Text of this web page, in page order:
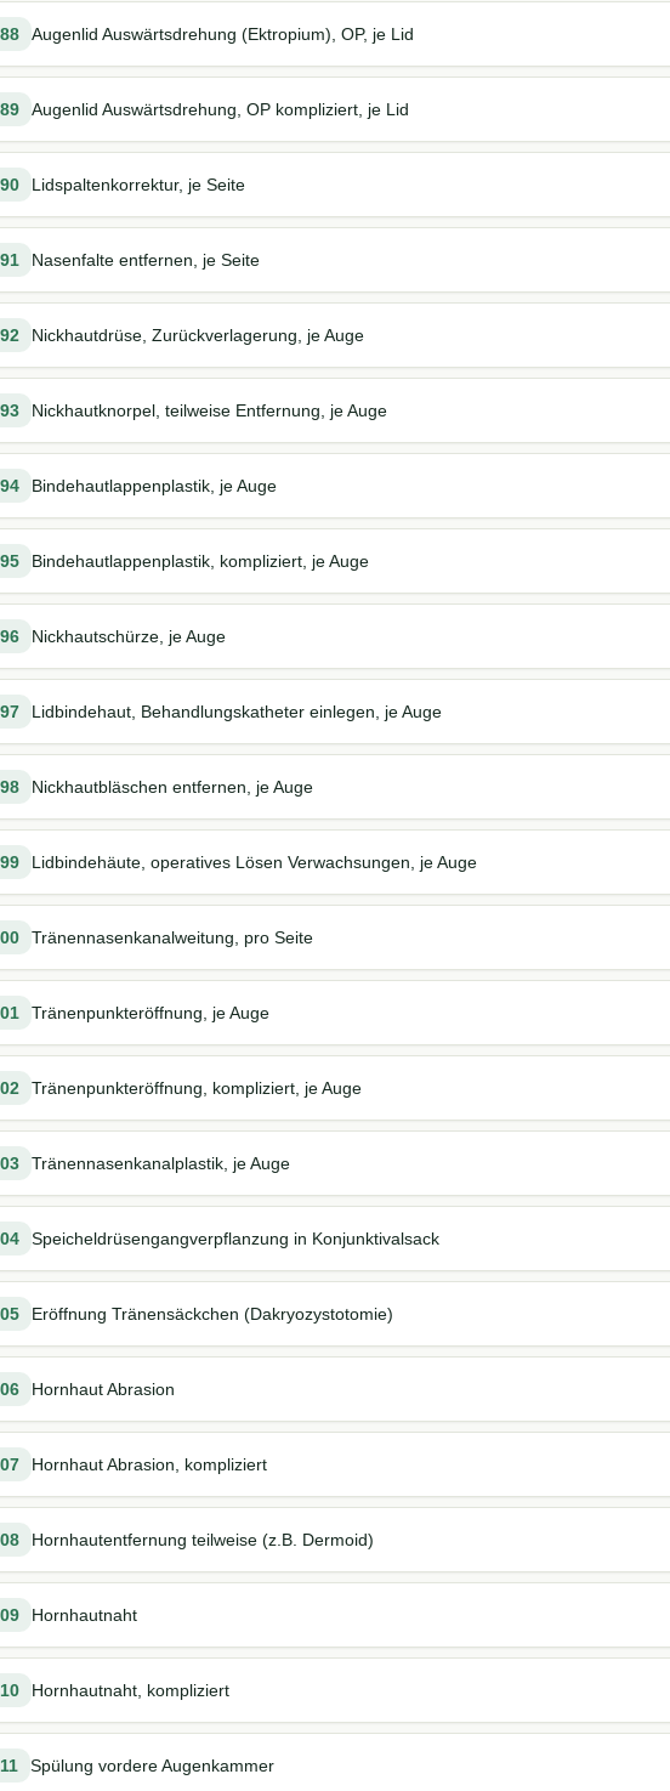
Augenlid Auswärtsdrehung (Ektropium), OP, je Lid
Augenlid Auswärtsdrehung, OP kompliziert, je Lid
Lidspaltenkorrektur, je Seite
Nasenfalte entfernen, je Seite
Nickhautdrüse, Zurückverlagerung, je Auge
Nickhautknorpel, teilweise Entfernung, je Auge
Bindehautlappenplastik, je Auge
Bindehautlappenplastik, kompliziert, je Auge
Nickhautschürze, je Auge
Lidbindehaut, Behandlungskatheter einlegen, je Auge
Nickhautbläschen entfernen, je Auge
Lidbindehäute, operatives Lösen Verwachsungen, je Auge
Tränennasenkanalweitung, pro Seite
Tränenpunkteröffnung, je Auge
Tränenpunkteröffnung, kompliziert, je Auge
Tränennasenkanalplastik, je Auge
Speicheldrüsengangverpflanzung in Konjunktivalsack
Eröffnung Tränensäckchen (Dakryozystotomie)
Hornhaut Abrasion
Hornhaut Abrasion, kompliziert
Hornhautentfernung teilweise (z.B. Dermoid)
Hornhautnaht
Hornhautnaht, kompliziert
Spülung vordere Augenkammer